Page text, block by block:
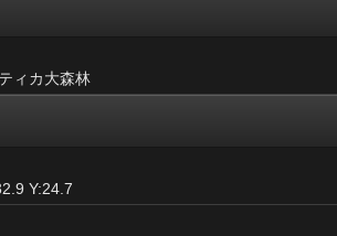
ィカ大森林
Y:24.7